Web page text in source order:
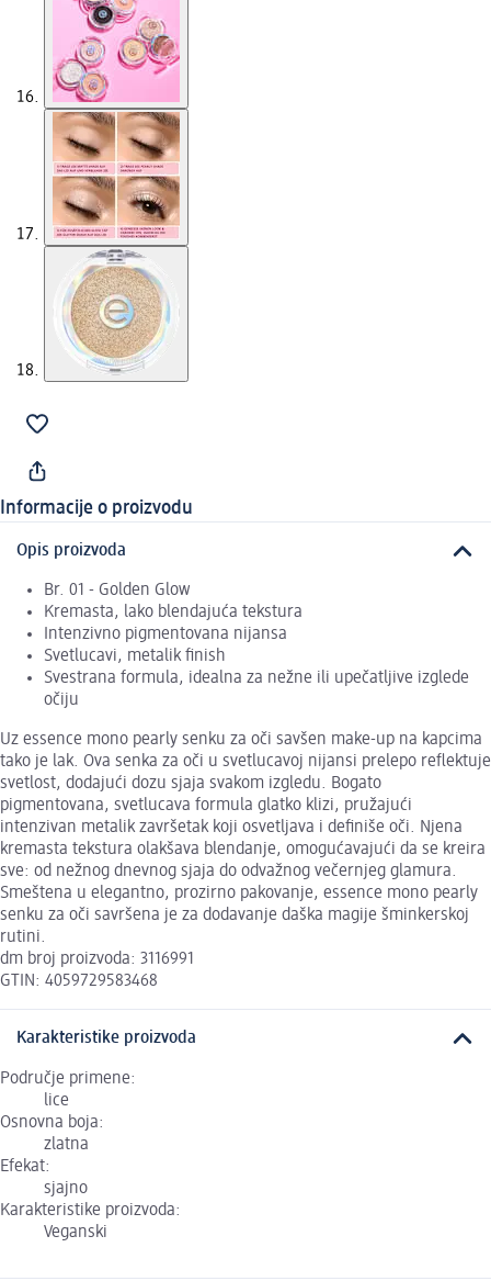
Informacije o proizvodu
Opis proizvoda
Br. 01 - Golden Glow
Kremasta, lako blendajuća tekstura
Intenzivno pigmentovana nijansa
Svetlucavi, metalik finish
Svestrana formula, idealna za nežne ili upečatljive izglede
očiju
Uz essence mono pearly senku za oči savšen make-up na kapcima
tako je lak. Ova senka za oči u svetlucavoj nijansi prelepo reflektuje
svetlost, dodajući dozu sjaja svakom izgledu. Bogato
pigmentovana, svetlucava formula glatko klizi, pružajući
intenzivan metalik završetak koji osvetljava i definiše oči. Njena
kremasta tekstura olakšava blendanje, omogućavajući da se kreira
sve: od nežnog dnevnog sjaja do odvažnog večernjeg glamura.
Smeštena u elegantno, prozirno pakovanje, essence mono pearly
senku za oči savršena je za dodavanje daška magije šminkerskoj
rutini.
dm broj proizvoda: 3116991
GTIN: 4059729583468
Karakteristike proizvoda
Područje primene:
lice
Osnovna boja:
zlatna
Efekat:
sjajno
Karakteristike proizvoda:
Veganski